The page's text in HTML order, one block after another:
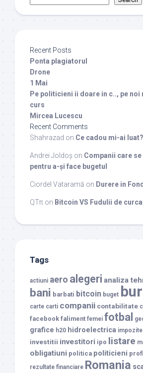
Recent Posts
Ponta plagiatorul
Drone
1 Mai
Pe politicieni ii doare in c.., pe noi
curs
Mircea Lucescu
Recent Comments
Shahrazad on Ce cadou mi-ai luat?
Andrei Joldoș on Companii care
pentru a-și face bugetul
Ciordel Vataramă on Durere in Fond
QTπ on Bitcoin VS Fudulii de
Tags
actiuni aero alegeri analiza
bani barbati bitcoin buget
carte carti companii contabilitate
facebook faliment femei fotbal
grafice h20 hidroelectrica impozite
investitii investitori ipo listare
obligatiuni politica politicieni
rezultate financiare Romania